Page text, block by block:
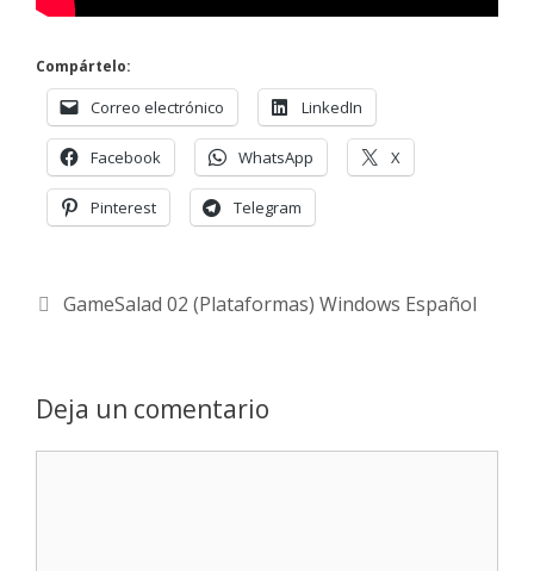
Compártelo:
Correo electrónico LinkedIn
Facebook WhatsApp X
Pinterest Telegram
GameSalad 02 (Plataformas) Windows Español
Deja un comentario